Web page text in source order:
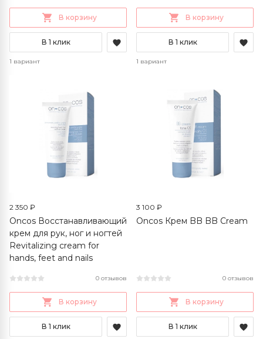
В корзину
В 1 клик
1 вариант
В корзину
В 1 клик
1 вариант
2 350 ₽
Oncos Восстанавливающий
крем для рук, ног и ногтей
Revitalizing cream for
hands, feet and nails
0 отзывов
В корзину
В 1 клик
3 100 ₽
Oncos Крем BB BB Cream
0 отзывов
В корзину
В 1 клик